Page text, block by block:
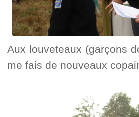
Aux louveteaux (garçons
me fais de nouveaux